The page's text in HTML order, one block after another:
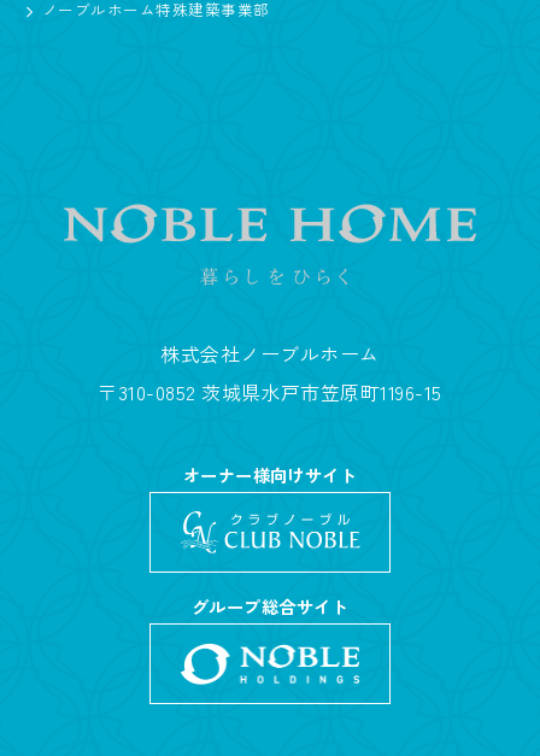
ノーブルホーム特殊建築事業部
株式会社ノーブルホーム
〒310-0852 茨城県水戸市笠原町1196-15
オーナー様向けサイト
グループ総合サイト